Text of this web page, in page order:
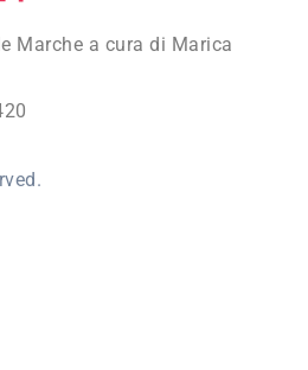
Marche a cura di Marica